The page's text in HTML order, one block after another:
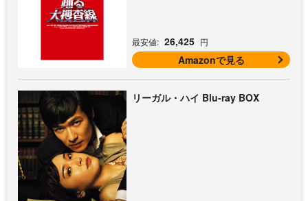
最安値: 26,425 円
Amazonで見る
リーガル・ハイ Blu-ray BOX